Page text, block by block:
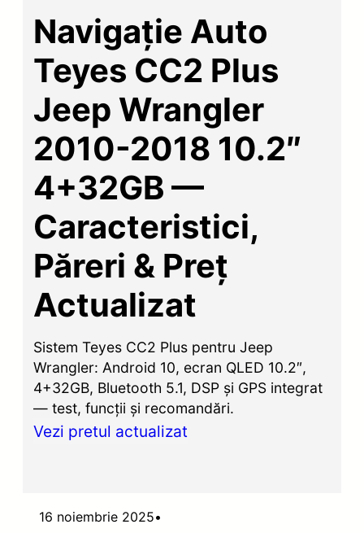
Navigație Auto
Teyes CC2 Plus
Jeep Wrangler
2010-2018 10.2″
4+32GB —
Caracteristici,
Păreri & Preț
Actualizat
Sistem Teyes CC2 Plus pentru Jeep
Wrangler: Android 10, ecran QLED 10.2″,
4+32GB, Bluetooth 5.1, DSP și GPS integrat
— test, funcții și recomandări.
Vezi pretul actualizat
16 noiembrie 2025•